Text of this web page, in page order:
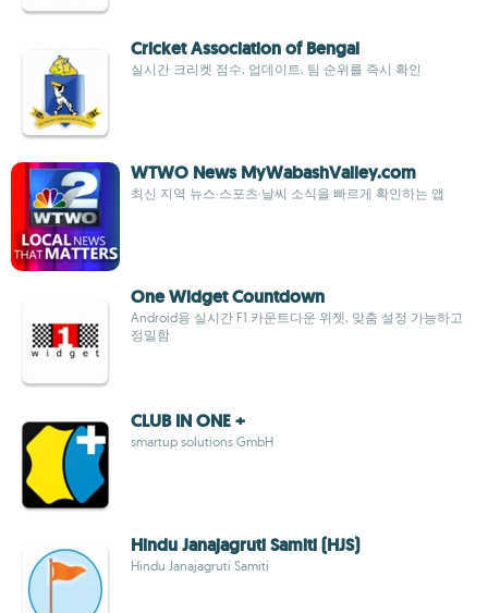
Cricket Association of Bengal
실시간 크리켓 점수, 업데이트, 팀 순위를 즉시 확인
WTWO News MyWabashValley.com
최신 지역 뉴스·스포츠·날씨 소식을 빠르게 확인하는 앱
One Widget Countdown
Android용 실시간 F1 카운트다운 위젯, 맞춤 설정 가능하고
정밀함
CLUB IN ONE +
smartup solutions GmbH
Hindu Janajagruti Samiti (HJS)
Hindu Janajagruti Samiti